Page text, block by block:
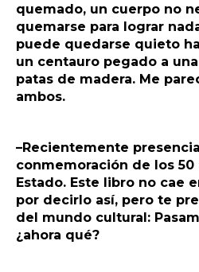
quemado, un cuerpo no
quemarse para lograr
puede quedarse quieto
un centauro pegado a
patas de madera. Me
ambos.
–Recientemente
conmemoración de los
Estado. Este libro no cae
por decirlo así, pero te
del mundo cultural:
¿ahora qué?